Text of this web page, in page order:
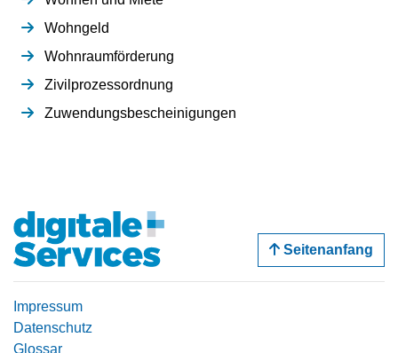
Wohngeld
Wohnraumförderung
Zivilprozessordnung
Zuwendungsbescheinigungen
Seitenanfang
Impressum
Datenschutz
Glossar